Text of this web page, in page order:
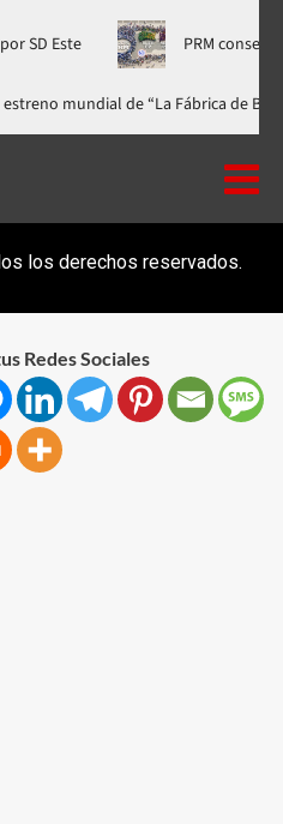
PRM conserva el
llena y el estreno mundial de “La
los derechos reservados.
Redes Sociales